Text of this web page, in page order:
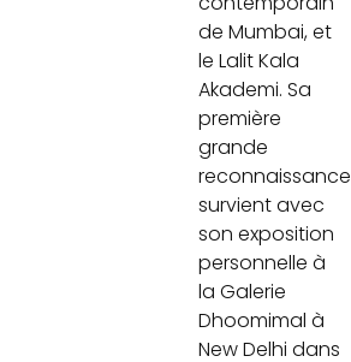
de Mumbai, et
le Lalit Kala
Akademi. Sa
première
grande
reconnaissance
survient avec
son exposition
personnelle à
la Galerie
Dhoomimal à
New Delhi dans